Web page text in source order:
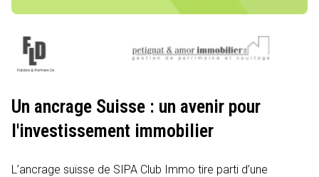
Un ancrage Suisse : un avenir pour
l'investissement immobilier
L’ancrage suisse de SIPA Club Immo tire parti d’une